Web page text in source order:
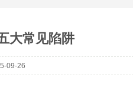
大常见陷阱
09-26